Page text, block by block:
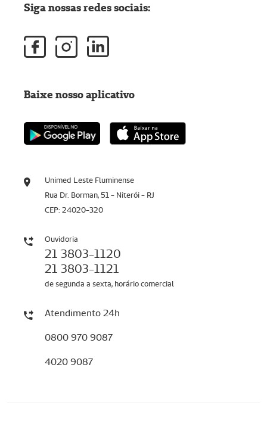
Unimed Leste Fluminense
Rua Dr. Borman, 51 - Niterói - RJ
CEP: 24020-320
Ouvidoria
21 3803-1120
21 3803-1121
de segunda a sexta, horário comercial
Atendimento 24h
0800 970 9087
4020 9087
Siga nossas redes sociais:
Baixe nosso aplicativo